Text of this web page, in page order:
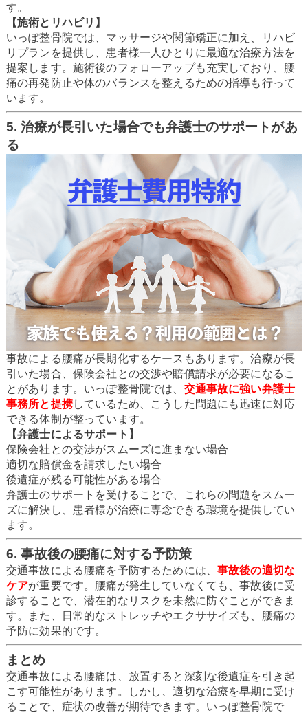
す。
【施術とリハビリ】
いっぽ整骨院では、マッサージや関節矯正に加え、リハビ
リプランを提供し、患者様一人ひとりに最適な治療方法を
提案します。施術後のフォローアップも充実しており、腰
痛の再発防止や体のバランスを整えるための指導も行って
います。
5. 治療が長引いた場合でも弁護士のサポートがあ
る
事故による腰痛が長期化するケースもあります。治療が長
引いた場合、保険会社との交渉や賠償請求が必要になるこ
とがあります。いっぽ整骨院では、 交通事故に強い弁護士
事務所と提携しているため、こうした問題にも迅速に対応
できる体制が整っています。
【弁護士によるサポート】
保険会社との交渉がスムーズに進まない場合
適切な賠償金を請求したい場合
後遺症が残る可能性がある場合
弁護士のサポートを受けることで、これらの問題をスムー
ズに解決し、患者様が治療に専念できる環境を提供してい
ます。
6. 事故後の腰痛に対する予防策
交通事故による腰痛を予防するためには、 事故後の適切な
ケアが重要です。腰痛が発生していなくても、事故後に受
診することで、潜在的なリスクを未然に防ぐことができま
す。また、日常的なストレッチやエクササイズも、腰痛の
予防に効果的です。
まとめ
交通事故による腰痛は、放置すると深刻な後遺症を引き起
こす可能性があります。しかし、適切な治療を早期に受け
ることで、症状の改善が期待できます。いっぽ整骨院で